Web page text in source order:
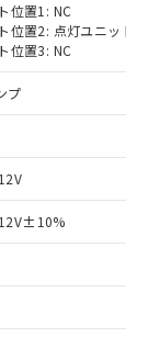
位置1: NC
位置2: 点灯ユニット
位置3: NC
プ
）の
品で
非含
ある